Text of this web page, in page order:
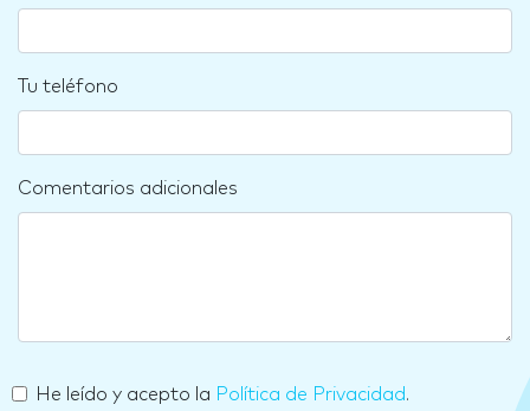
Tu teléfono
Comentarios adicionales
He leído y acepto la Política de Privacidad.